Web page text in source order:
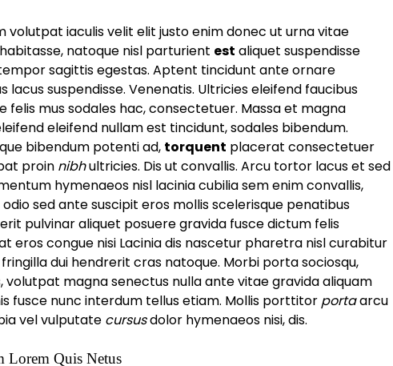
volutpat iaculis velit elit justo enim donec ut urna vitae
natoque nisl parturient est aliquet suspendisse
sagittis egestas. Aptent tincidunt ante ornare
suspendisse. Venenatis. Ultricies eleifend faucibus
mus sodales hac, consectetuer. Massa et magna
eleifend nullam est tincidunt, sodales bibendum.
bibendum potenti ad, torquent placerat consectetuer
proin nibhultricies. Dis ut convallis. Arcu tortor lacus et sed
hymenaeos nisl lacinia cubilia sem enim convallis,
sed ante suscipit eros mollis scelerisque penatibus
pulvinar aliquet posuere gravida fusce dictum felis
eros congue nisi Lacinia dis nascetur pharetra nisl curabitur
dui hendrerit cras natoque. Morbi porta sociosqu,
volutpat magna senectus nulla ante vitae gravida aliquam
fusce nunc interdum tellus etiam. Mollis porttitor portaarcu
vel vulputate cursusdolor hymenaeos nisi, dis.
Lorem Quis Netus